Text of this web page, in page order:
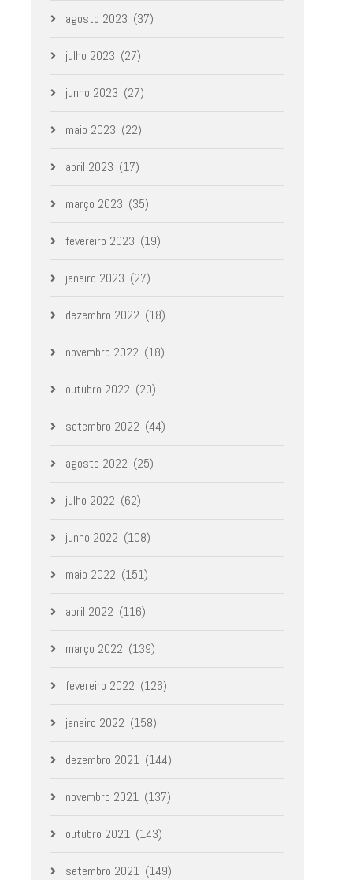
agosto 2023 (37)
julho 2023 (27)
junho 2023 (27)
maio 2023 (22)
abril 2023 (17)
março 2023 (35)
fevereiro 2023 (19)
janeiro 2023 (27)
dezembro 2022 (18)
novembro 2022 (18)
outubro 2022 (20)
setembro 2022 (44)
agosto 2022 (25)
julho 2022 (62)
junho 2022 (108)
maio 2022 (151)
abril 2022 (116)
março 2022 (139)
fevereiro 2022 (126)
janeiro 2022 (158)
dezembro 2021 (144)
novembro 2021 (137)
outubro 2021 (143)
setembro 2021 (149)